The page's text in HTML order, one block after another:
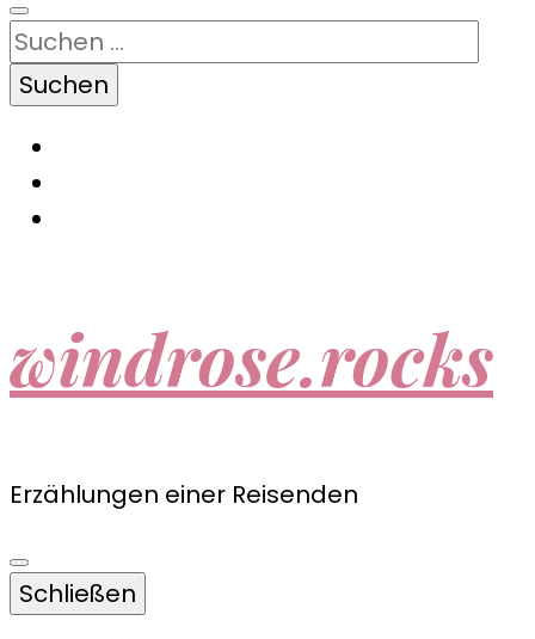
Suchen
nach:
windrose.rocks
Erzählungen einer Reisenden
Schließen